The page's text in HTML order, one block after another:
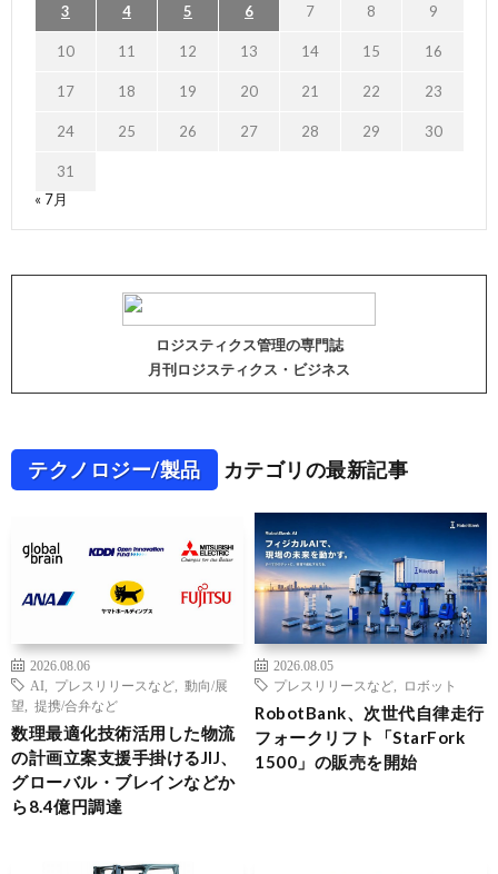
3 4 5 6 7 8 9
10 11 12 13 14 15 16
17 18 19 20 21 22 23
24 25 26 27 28 29 30
31
« 7月
ロジスティクス管理の専門誌
月刊ロジスティクス・ビジネス
テクノロジー/製品 カテゴリの最新記事
2026.08.06
AI
プレスリリースなど
動向/展
望
提携/合弁など
数理最適化技術活用した物流
の計画立案支援手掛けるJIJ、
グローバル・ブレインなどか
ら8.4億円調達
2026.08.05
プレスリリースなど
ロボット
RobotBank、次世代自律走行
フォークリフト「StarFork
1500」の販売を開始